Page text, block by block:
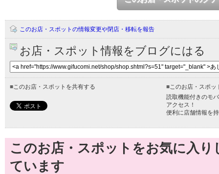
このお店・スポットの情報変更や閉店・移転を報告
お店・スポット情報をブログにはる
■このお店・スポットを共有する ■このお店・スポッ
読取機能付きのモ
アクセス！
便利に店舗情報を
このお店・スポットをお気に入
ています